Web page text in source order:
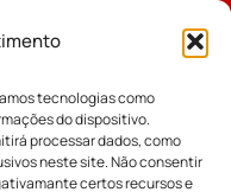
tecnologias como
do dispositivo.
processar dados, como
neste site. Não consentir
certos recursos e
Diocesana
Diocesano